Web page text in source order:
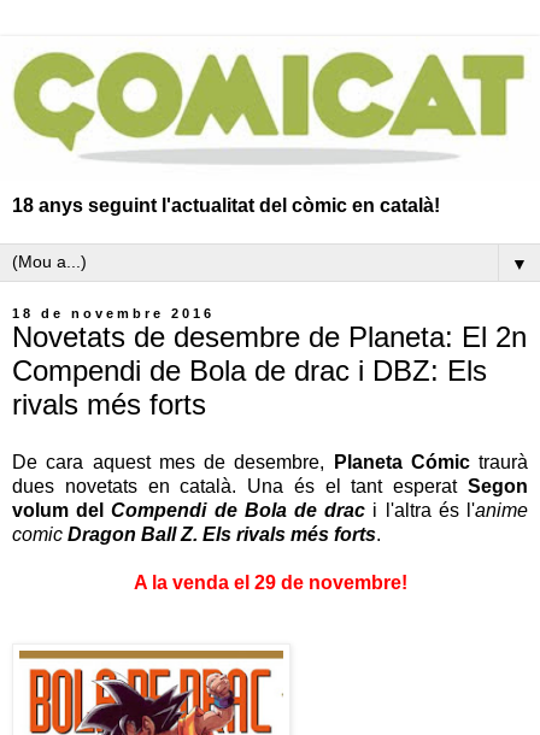
18 anys seguint l'actualitat del còmic en català!
▼
18 de novembre 2016
Novetats de desembre de Planeta: El 2n
Compendi de Bola de drac i DBZ: Els
rivals més forts
De cara aquest mes de desembre, Planeta Cómictraurà
dues novetats en català. Una és el tant esperat Segon
volum del Compendi de Bola de drac i l'altra és l'anime
comic Dragon Ball Z. Els rivals més forts.
A la venda el 29 de novembre!